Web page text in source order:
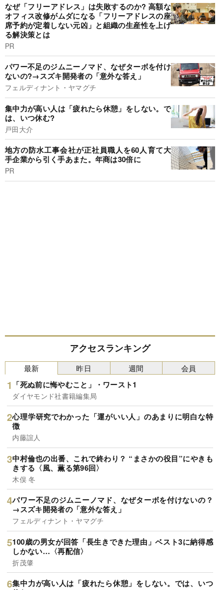
なぜ「フリーアドレス」は失敗するのか? 高額な
オフィス改修がムダになる「フリーアドレスの座
席予約が定着しない元凶」と組織の生産性を上げ
る解決策とは
PR
パワー不足のジムニーノマド、なぜターボを付け
ないの?→スズキ開発者の「意外な答え」
フェルディナント・ヤマグチ
集中力が高い人は「疲れたら休憩」をしない。で
は、いつ休む?
戸田大介
地方の防水工事会社が正社員職人を60人育て大
手企業から引く手あまた。年商は30倍に
PR
アクセスランキング
最新
「死ぬ前に悔やむこと」・ワースト1
ダイヤモンド社書籍編集局
心理学研究でわかった「運がいい人」のあまりに明白な特
徴
内藤誼人
中村倫也の出番、これで終わり？ “まさかの役目”にやきも
きする〈風、薫る第96回〉
木俣 冬
パワー不足のジムニーノマド、なぜターボを付けないの？
→スズキ開発者の「意外な答え」
フェルディナント・ヤマグチ
100歳の男女が回答「長生きできた理由」ベスト3に納得感
しかない…〈再配信〉
折茂肇
集中力が高い人は「疲れたら休憩」をしない。では、いつ
昨日 週間 会員